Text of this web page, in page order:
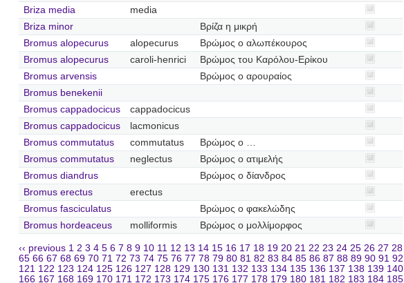
Briza media
media
Briza minor
Βρίζα η μικρή
Bromus alopecurus
alopecurus
Βρώμος ο αλωπέκουρος
Bromus alopecurus
caroli-henrici
Βρώμος του Καρόλου-Ερίκου
Bromus arvensis
Βρώμος ο αρουραίος
Bromus benekenii
Bromus cappadocicus
cappadocicus
Bromus cappadocicus
lacmonicus
Bromus commutatus
commutatus
Βρώμος ο …
Bromus commutatus
neglectus
Βρώμος ο ατιμελής
Bromus diandrus
Βρώμος ο δίανδρος
Bromus erectus
erectus
Bromus fasciculatus
Βρώμος ο φακελώδης
Bromus hordeaceus
molliformis Βρώμος ο μολλίμορφος
‹‹ previous 1 2 3 4 5 6 7 8 9 10 11 12 13 14 15 16 17 18 19 20 21 22 23 24 25 26 27 28
65 66 67 68 69 70 71 72 73 74 75 76 77 78 79 80 81 82 83 84 85 86 87 88 89 90 91 92
121 122 123 124 125 126 127 128 129 130 131 132 133 134 135 136 137 138 139 140
166 167 168 169 170 171 172 173 174 175 176 177 178 179 180 181 182 183 184 185